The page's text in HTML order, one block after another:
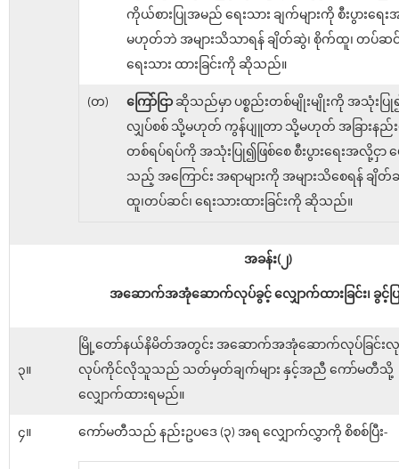
ကိုယ်စားပြုအမည် ရေးသား ချက်များကို စီးပွားရေ
မဟုတ်ဘဲ အများသိသာရန် ချိတ်ဆွဲ၊ စိုက်ထူ၊ တပ်ဆင်
ရေးသား ထားခြင်းကို ဆိုသည်။
(တ) ကြော်ငြာဆိုသည်မှာ ပစ္စည်းတစ်မျိုးမျိုးကို အသုံးပြု၍
လျှပ်စစ် သို့မဟုတ် ကွန်ပျူတာ သို့မဟုတ် အခြားနည်
တစ်ရပ်ရပ်ကို အသုံးပြု၍ဖြစ်စေ စီးပွားရေးအလို့ငှာ ဖ
သည့် အကြောင်း အရာများကို အများသိစေရန် ချိ
ထူ၊တပ်ဆင်၊ ရေးသားထားခြင်းကို ဆိုသည်။
အခန်း(၂)
အဆောက်အအုံဆောက်လုပ်ခွင့် လျှောက်ထားခြင်း၊ ခွင့်ပြု
၃။
မြို့တော်နယ်နိမိတ်အတွင်း အဆောက်အအုံဆောက်လုပ်ခြင်းလု
လုပ်ကိုင်လိုသူသည် သတ်မှတ်ချက်များ နှင့်အညီ ကော်မတီသို့
လျှောက်ထားရမည်။
၄။ ကော်မတီသည် နည်းဥပဒေ (၃) အရ လျှောက်လွှာကို စိစစ်ပြီး-